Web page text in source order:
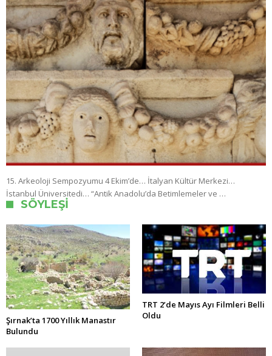
15. Arkeoloji Sempozyumu 4 Ekim’de… İtalyan Kültür Merkezi…
İstanbul Üniversitedi… “Antik Anadolu’da Betimlemeler ve …
SÖYLEŞI
Şırnak’ta 1700 Yıllık Manastır
Bulundu
TRT 2’de Mayıs Ayı Filmleri Belli
Oldu